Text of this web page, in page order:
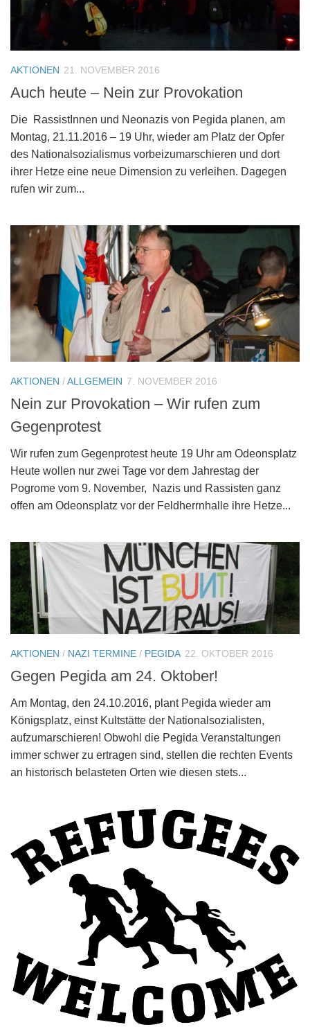
AKTIONEN 21. NOVEMBER 2016
Auch heute – Nein zur Provokation
Die RassistInnen und Neonazis von Pegida planen, am
Montag, 21.11.2016 – 19 Uhr, wieder am Platz der Opfer
des Nationalsozialismus vorbeizumarschieren und dort
ihrer Hetze eine neue Dimension zu verleihen. Dagegen
rufen wir zum...
AKTIONEN /ALLGEMEIN 7. NOVEMBER 2016
Nein zur Provokation – Wir rufen zum
Gegenprotest
Wir rufen zum Gegenprotest heute 19 Uhr am Odeonsplatz
Heute wollen nur zwei Tage vor dem Jahrestag der
Pogrome vom 9. November, Nazis und Rassisten ganz
offen am Odeonsplatz vor der Feldherrnhalle ihre Hetze...
AKTIONEN / NAZI TERMINE / PEGIDA 22. OKTOBER 2016
Gegen Pegida am 24. Oktober!
Am Montag, den 24.10.2016, plant Pegida wieder am
Königsplatz, einst Kultstätte der Nationalsozialisten,
aufzumarschieren! Obwohl die Pegida Veranstaltungen
immer schwer zu ertragen sind, stellen die rechten Events
an historisch belasteten Orten wie diesen stets...